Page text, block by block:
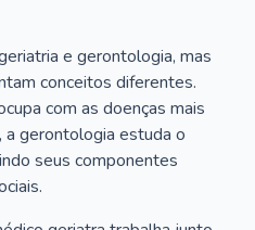
e gerontologia, mas
conceitos diferentes.
com as doenças mais
gerontologia estuda o
seus componentes